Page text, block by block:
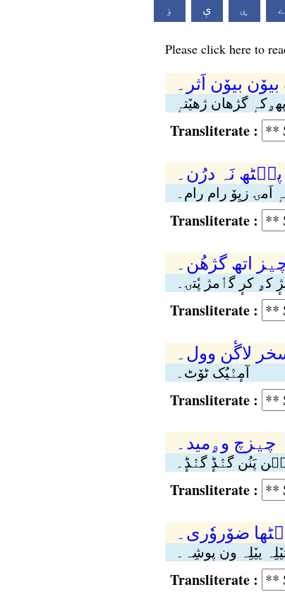
ۏ ې ۑ ے
Please click here to
بیوٚن اَثر۔
گژھان ژھیٚتہٕ
Transliterate :
نَہ درُن۔
اَمۍ زیِوٚ رام رام۔
Transliterate :
اتھٕ گژھُن۔
کۄ کرٕ گٲمژ پٔتۍ۔
Transliterate :
لاگٔن وول۔
آمٕنٛیُک ٹوٚٹ۔
Transliterate :
چیٖزٕچ وۄمید۔
پَنُن گنٛڈٕ گنٛڈٕ۔
Transliterate :
ضوٚروٗری۔
ییٚلِہ ون پوشِہ۔
Transliterate :